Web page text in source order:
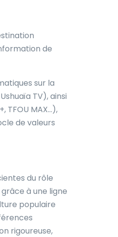
de
sur la
TV), ainsi
TFOU MAX…),
de valeurs
du rôle
à une ligne
populaire
rigoureuse,